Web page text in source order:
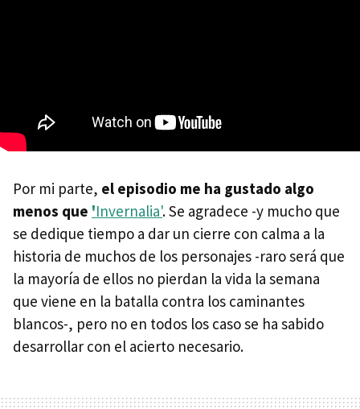
Por mi parte, el episodio me ha gustado algo
menos que 'Invernalia'. Se agradece -y mucho que
se dedique tiempo a dar un cierre con calma a la
historia de muchos de los personajes -raro será que
la mayoría de ellos no pierdan la vida la semana
que viene en la batalla contra los caminantes
blancos-, pero no en todos los caso se ha sabido
desarrollar con el acierto necesario.